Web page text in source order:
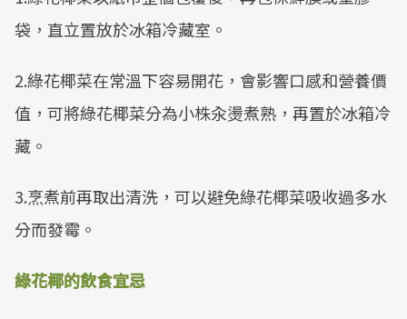
袋，直立置放於冰箱冷藏室。
2.綠花椰菜在常溫下容易開花，會影響口感和營養價
值，可將綠花椰菜分為小株汆燙煮熟，再置於冰箱冷
藏。
3.烹煮前再取出清洗，可以避免綠花椰菜吸收過多水
分而發霉。
綠花椰的飲食宜忌